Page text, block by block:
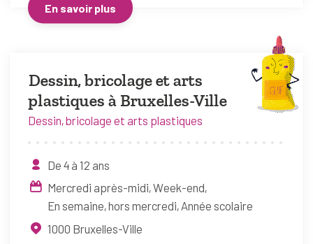
En savoir plus
Dessin, bricolage et arts
plastiques à Bruxelles-Ville
Dessin, bricolage et arts plastiques
De 4 à 12 ans
Mercredi après-midi Week-end
En semaine, hors mercredi Année scolaire
1000 Bruxelles-Ville